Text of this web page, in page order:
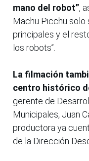
mano del robot”,
Machu Picchu solo
principales y el
los robots”.
La filmación
centro histórico
gerente de
Municipales, Juan
productora ya
de la Dirección